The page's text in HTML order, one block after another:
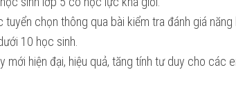
chọn thông qua bài kiểm tra đánh giá năng
10 học sinh.
mới hiện đại, hiệu quả, tăng tính tư duy cho các